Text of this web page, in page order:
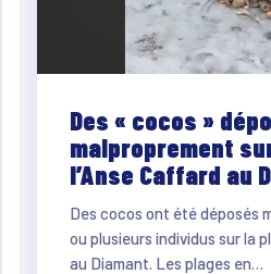
Des « cocos »
malproprement
l’Anse Caffard au
Des cocos ont été déposés
ou plusieurs individus sur la
au Diamant. Les plages en…